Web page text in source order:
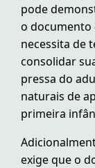
pode
o documento
necessita de
consolidar
pressa do
naturais de
primeira
exige que o